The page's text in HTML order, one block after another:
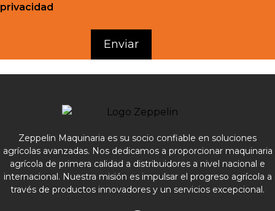
privacidad
Zeppelin Maquinaria es su socio confiable en soluciones
agrícolas avanzadas. Nos dedicamos a proporcionar maquinaria
agrícola de primera calidad a distribuidores a nivel nacional e
internacional. Nuestra misión es impulsar el progreso agrícola a
través de productos innovadores y un servicios excepcional.